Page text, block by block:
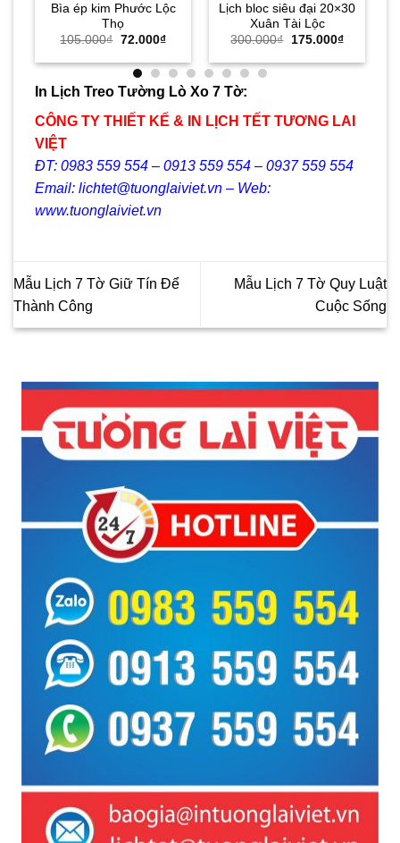
Bìa ép kim Phước Lộc
Thọ
105.000₫ Giá
là:
105.000₫.
72.000₫Giá
tại
là:
72.000₫.
Lịch bloc siêu đại 20×30
Xuân Tài Lộc
300.000₫
Giá
là:
175.000₫Giá
tại
In Lịch Treo Tường Lò Xo 7 Tờ:
CÔNG TY THIẾT KẾ & IN LỊCH TẾT TƯƠNG LAI
VIỆT
ĐT: 0983 559 554 – 0913 559 554 – 0937 559 554
Email: lichtet@tuonglaiviet.vn – Web:
www.tuonglaiviet.vn
Mẫu Lịch 7 Tờ Giữ Tín Để
Thành Công
Mẫu Lịch 7 Tờ Quy Luật
Cuộc Sống